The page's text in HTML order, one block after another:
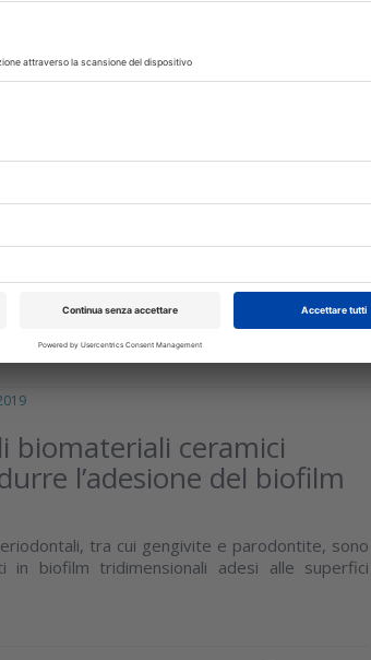
del biofilm da
mediante diverse
importanti step del trattamento canalare e il
i microrganismi, che spesso aderiscono alla
biomateriali ceramici
l’adesione del biofilm
tra cui gengivite e parodontite, sono
in biofilm tridimensionali adesi alle superfici